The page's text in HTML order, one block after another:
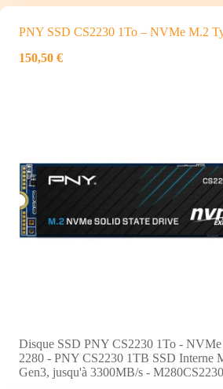
PNY SSD CS2230 1To – NVMe M.2
150,50 €
Disque SSD PNY CS2230 1To -
2280 - PNY CS2230 1TB SSD Interne
Gen3, jusqu'à 3300MB/s -